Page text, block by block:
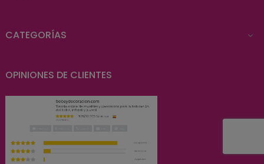
CATEGORÍAS 
OPINIONES DE CLIENTES